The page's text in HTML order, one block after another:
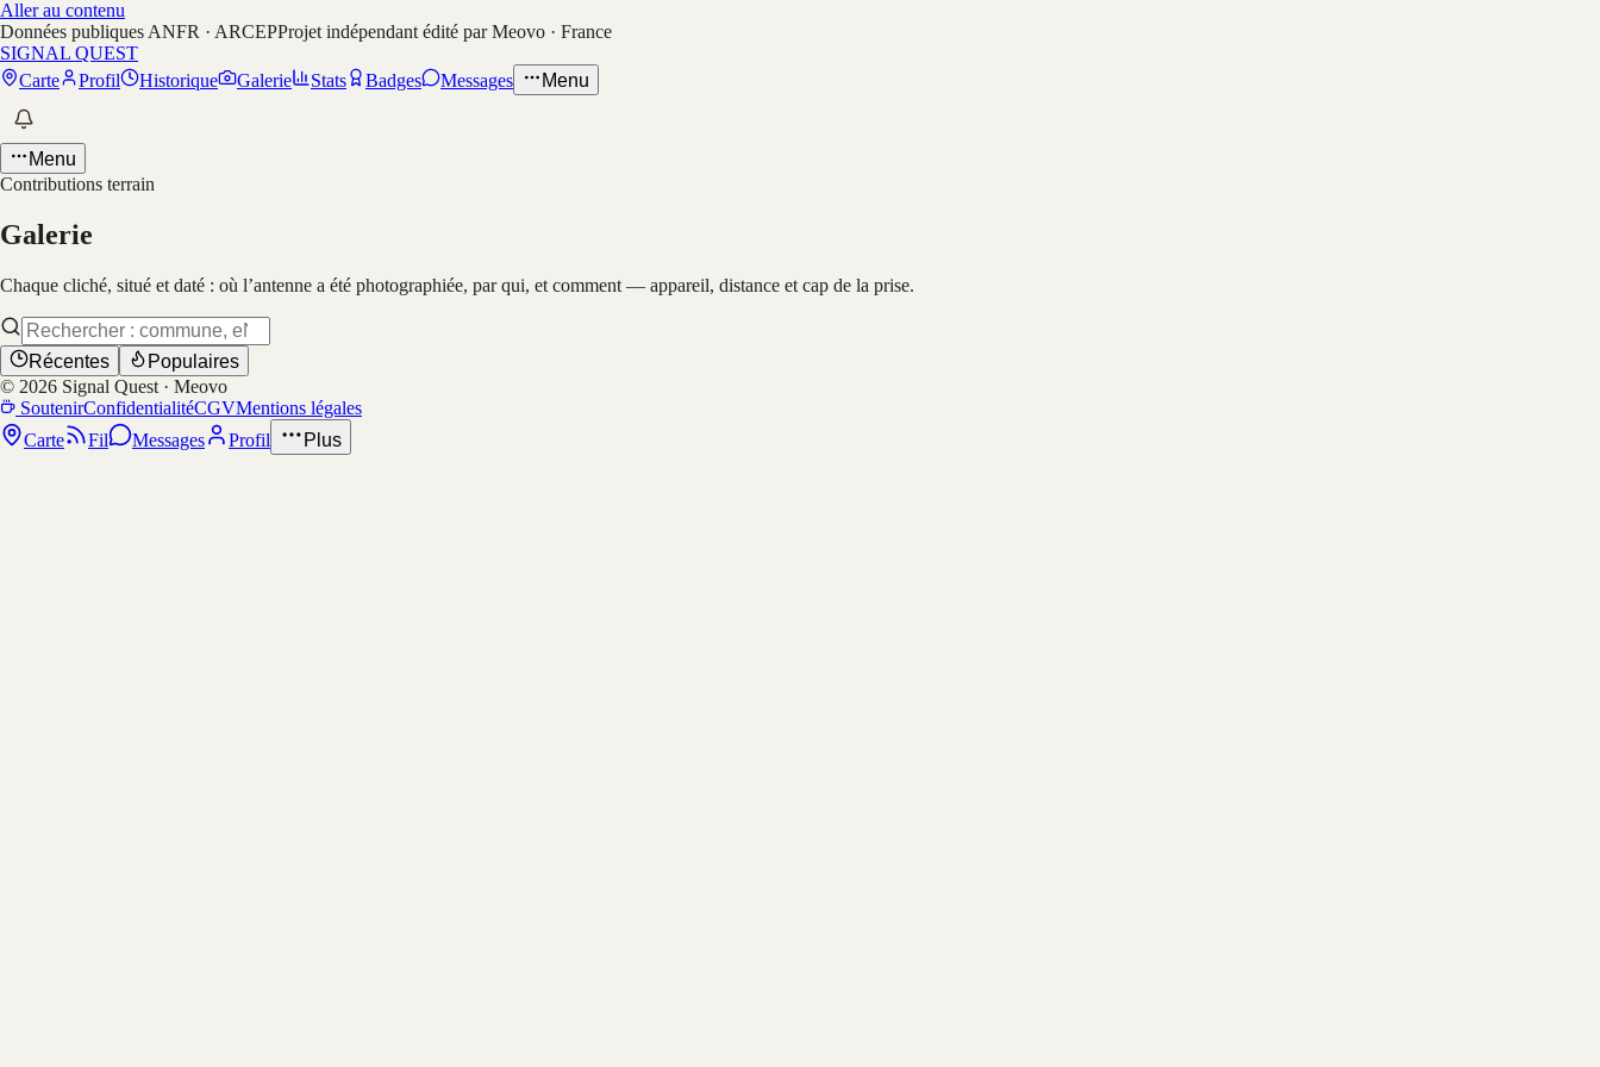
Aller au contenu
Données publiques ANFR · ARCEPProjet indépendant édité par Meovo · France
SIGNAL QUEST
Carte
Profil Historique Galerie Stats Badges Messages Menu
Menu
Contributions terrain
Galerie
Chaque cliché, situé et daté : où l’antenne a été photographiée, par qui, et comment — appareil, distance et cap de la prise.
Récentes
Populaires
© 2026 Signal Quest · Meovo
SoutenirConfidentialitéCGVMentions légales
Carte
Fil Messages Profil Plus